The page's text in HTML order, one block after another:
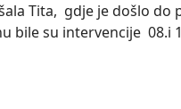
Tita, gdje je došlo do
bile su intervencije 08.i